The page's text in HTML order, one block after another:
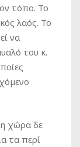
τόπο. Το
λαός. Το
να
του κ.
χώρα δε
τα περί